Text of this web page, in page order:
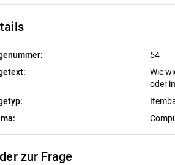
54
Wie
oder
zur Frage